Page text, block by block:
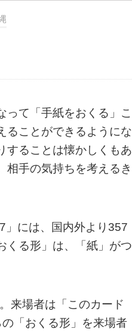
て「手紙をおくる」こ
ることができるようにな
することは懐かしくもあ
相手の気持ちを考えるき
」には、国内外より357
くる形」は、「紙」がつ
来場者は「このカード
「おくる形」を来場者